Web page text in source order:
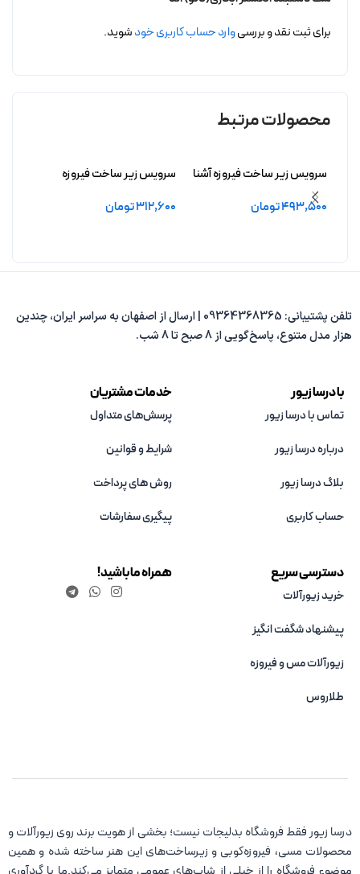
برای ثبت نقد و بررسیوارد حساب کاربری خودشوید.
محصولات مرتبط
سرویس زیر ساخت فیروزه آشنا
بدون آبکاری
493,500تومان
سرویس زیر ساخت فیروزه
312,600تومان
تلفن پشتیبانی: 09364368365 | ارسال از اصفهان به سراسر ایران، چندین
هزار مدل متنوع، پاسخ‌گویی از 8 صبح تا 8 شب.
با درسا زیور
تماس با درسا زیور
درباره درسا زیور
بلاگ درسا زیور
حساب کاربری
خدمات مشتریان
پرسش‌های متداول
شرایط و قوانین
روش های پرداخت
پیگیری سفارشات
دسترسی سریع
خرید زیورآلات
پیشنهاد شگفت انگیز
زیورآلات مس و فیروزه‌
طلاروس
همراه ما باشید!
درسا زیور فقط فروشگاه بدلیجات نیست؛ بخشی از هویت برند روی زیورآلات و
محصولات مسی، فیروزه‌کوبی و زیرساخت‌های این هنر ساخته شده و همین